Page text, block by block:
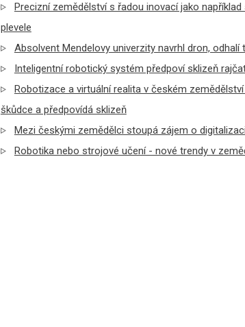
Precizní zemědělství s řadou inovací jako
plevele
Absolvent Mendelovy univerzity navrhl dron,
Inteligentní robotický systém předpoví sklizeň
Robotizace a virtuální realita v českém
škůdce a předpovídá sklizeň
Mezi českými zemědělci stoupá zájem o
Robotika nebo strojové učení - nové trendy v